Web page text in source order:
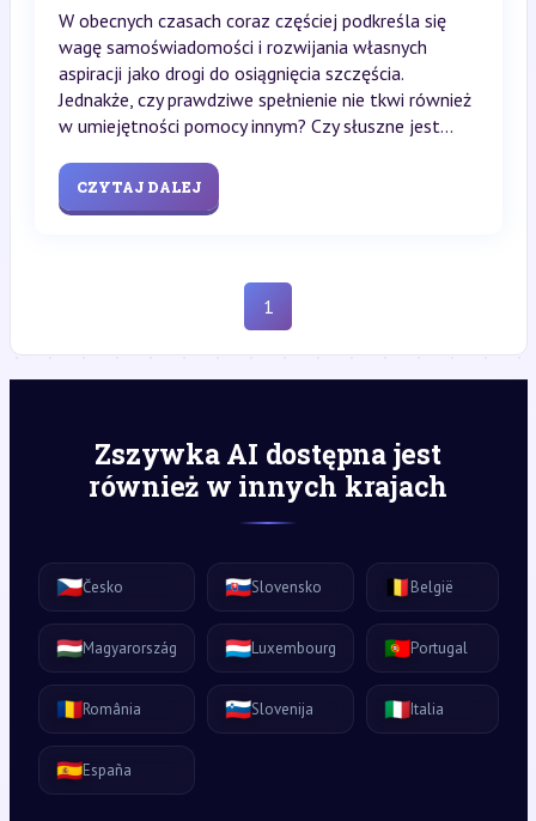
W obecnych czasach coraz częściej podkreśla się
wagę samoświadomości i rozwijania własnych
aspiracji jako drogi do osiągnięcia szczęścia.
Jednakże, czy prawdziwe spełnienie nie tkwi również
w umiejętności pomocy innym? Czy słuszne jest...
CZYTAJ DALEJ
1
Zszywka AI dostępna jest
również w innych krajach
🇨🇿Česko 🇸🇰Slovensko 🇧🇪België
🇭🇺Magyarország 🇱🇺Luxembourg 🇵🇹Portugal
🇷🇴România 🇸🇮Slovenija 🇮🇹Italia
🇪🇸España